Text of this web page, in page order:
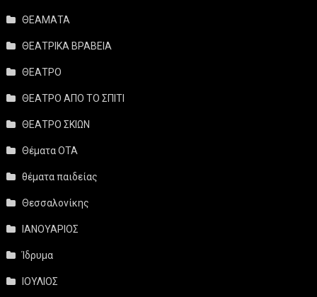
ΘΕΑΜΑΤΑ
ΘΕΑΤΡΙΚΑ ΒΡΑΒΕΙΑ
ΘΕΑΤΡΟ
ΘΕΑΤΡΟ ΑΠΟ ΤΟ ΣΠΙΤΙ
ΘΕΑΤΡΟ ΣΚΙΩΝ
Θέματα ΟΤΑ
θέματα παιδείας
Θεσσαλονίκης
ΙΑΝΟΥΑΡΙΟΣ
Ίδρυμα
ΙΟΥΛΙΟΣ